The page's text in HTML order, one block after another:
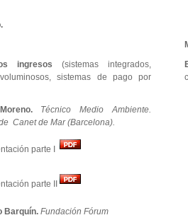
ingresos (sistemas integrados,
sistemas de pago por
Técnico Medio Ambiente.
Canet de Mar (Barcelona).
parte I
parte II
Barquín. Fundación Fórum